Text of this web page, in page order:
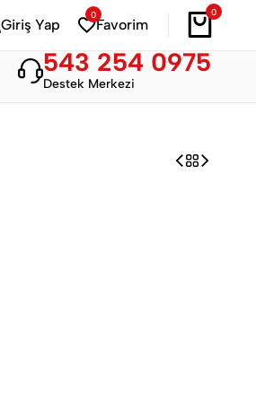
Bahar ModasıHemen Alışveriş Yap
Giriş Yap
0
Favorim
0
543 254 0975
Destek Merkezi